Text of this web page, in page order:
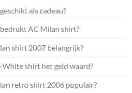
als cadeau?
AC Milan shirt?
shirt 2007 belangrijk?
shirt het geld waard?
retro shirt 2006 populair?